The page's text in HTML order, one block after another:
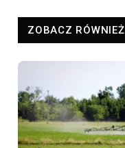
ZOBACZ RÓWNIEŻ